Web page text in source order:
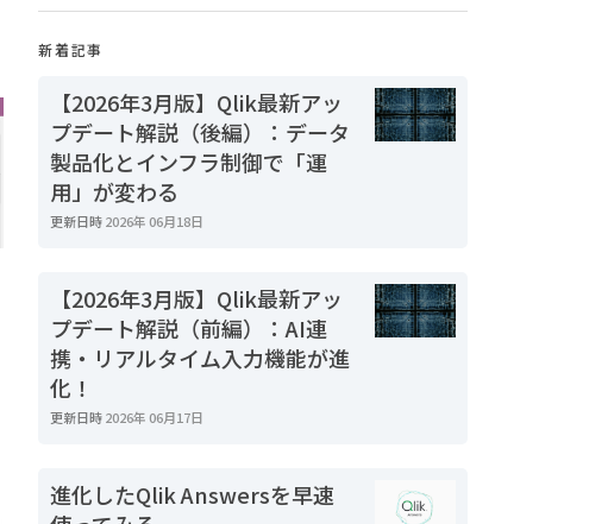
新着記事
【2026年3月版】Qlik最新アッ
プデート解説（後編）：データ
製品化とインフラ制御で「運
用」が変わる
更新日時2026年 06月18日
【2026年3月版】Qlik最新アッ
プデート解説（前編）：AI連
携・リアルタイム入力機能が進
化！
更新日時2026年 06月17日
進化したQlik Answersを早速